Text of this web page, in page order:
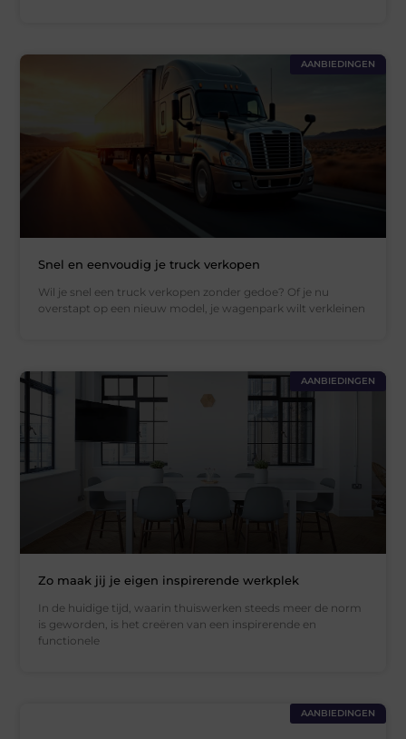
AANBIEDINGEN
Snel en eenvoudig je truck verkopen
Wil je snel een truck verkopen zonder gedoe? Of je nu
overstapt op een nieuw model, je wagenpark wilt verkleinen
AANBIEDINGEN
Zo maak jij je eigen inspirerende werkplek
In de huidige tijd, waarin thuiswerken steeds meer de norm
is geworden, is het creëren van een inspirerende en
functionele
AANBIEDINGEN